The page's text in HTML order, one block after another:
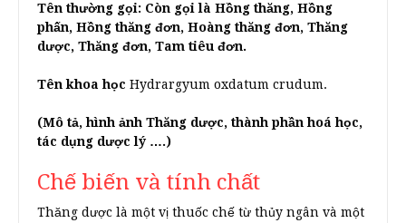
Tên thường gọi: Còn gọi là Hồng thăng, Hồng
phấn, Hồng thăng đơn, Hoàng thăng đơn, Thăng
dược, Thăng đơn, Tam tiêu đơn.
Tên khoa học Hydrargyum oxdatum crudum.
(Mô tả, hình ảnh Thăng dược, thành phần hoá học,
tác dụng dược lý ….)
Chế biến và tính chất
Thăng dược là một vị thuốc chế từ thủy ngân và một